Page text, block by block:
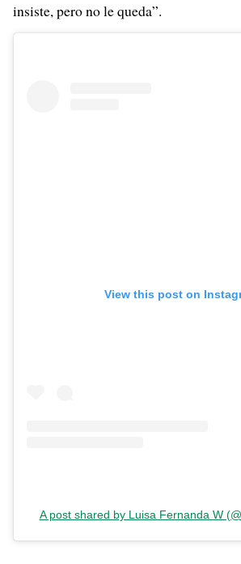
insiste, pero no le queda”.
View this post on
A post shared by Luisa Fernanda W